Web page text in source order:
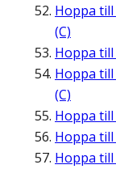
Hoppa till
(C)
Hoppa till
Hoppa till
(C)
Hoppa till
Hoppa till
Hoppa till